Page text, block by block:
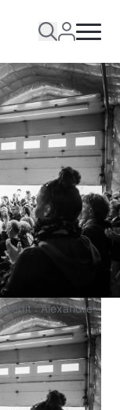
crédit : Alexandre